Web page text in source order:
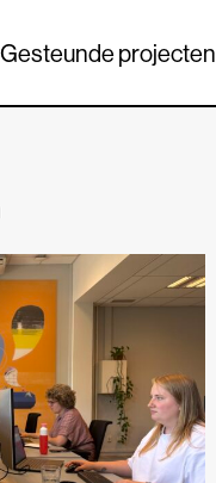
Gesteunde projecten